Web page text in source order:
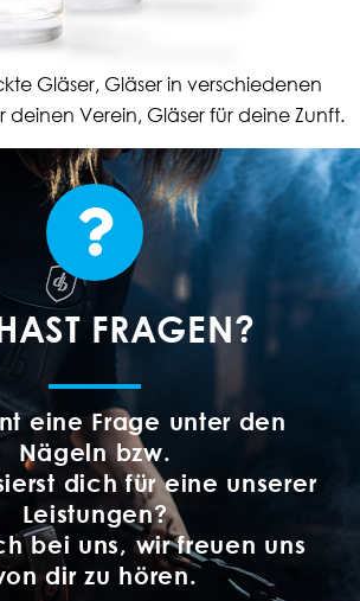
Gläser, Gläser in verschiedenen
deinen Verein, Gläser für deine Zunft.
FRAGEN?
eine Frage unter den
Nägeln bzw.
dich für eine unserer
Leistungen?
bei uns, wir freuen uns
dir zu hören.